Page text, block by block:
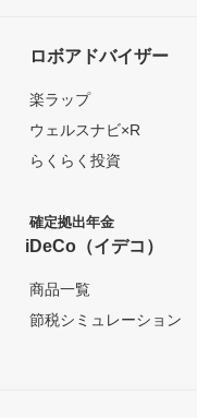
ロボアドバイザー
楽ラップ
ウェルスナビ×R
らくらく投資
確定拠出年金
iDeCo（イデコ）
商品一覧
節税シミュレーション